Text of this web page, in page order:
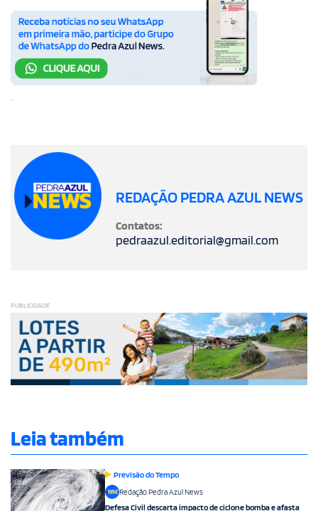
.
REDAÇÃO PEDRA AZUL NEWS
Contatos:
pedraazul.editorial@gmail.com
PUBLICIDADE
Leia também
Previsão do Tempo
Redação Pedra Azul News
Defesa Civil descarta impacto de ciclone bomba e afasta